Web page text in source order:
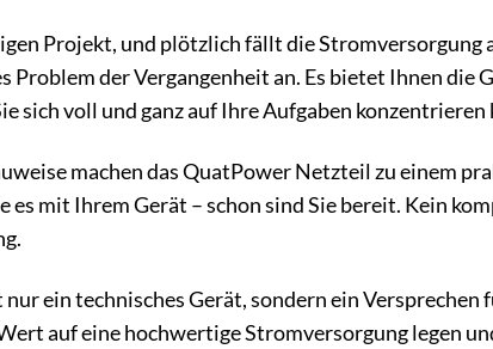
Projekt, und plötzlich fällt die Stromversorgung
der Vergangenheit an. Es bietet Ihnen die
sich voll und ganz auf Ihre Aufgaben konzentrieren
machen das QuatPower Netzteil zu einem
es mit Ihrem Gerät – schon sind Sie bereit. Kein
ein technisches Gerät, sondern ein Versprechen
auf eine hochwertige Stromversorgung legen